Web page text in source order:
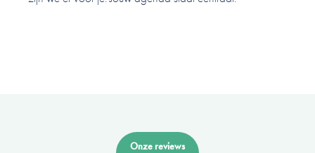
Onze reviews